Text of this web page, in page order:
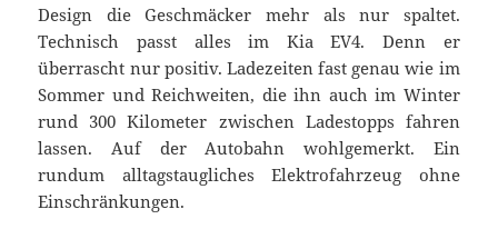
Design die Geschmäcker mehr als nur spaltet.
Technisch passt alles im Kia EV4. Denn er
überrascht nur positiv. Ladezeiten fast genau wie im
Sommer und Reichweiten, die ihn auch im Winter
rund 300 Kilometer zwischen Ladestopps fahren
lassen. Auf der Autobahn wohlgemerkt. Ein
rundum alltagstaugliches Elektrofahrzeug ohne
Einschränkungen.